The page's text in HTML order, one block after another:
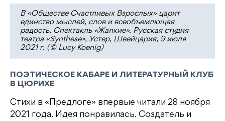
В «Обществе Счастливых Взрослых» царит
единство мыслей, слов и всеобъемлющая
радость. Спектакль «Жалкие». Русская студия
театра «Synthese», Устер, Швейцария, 9 июля
2021 г. (© Lucy Koenig)
ПОЭТИЧЕСКОЕ КАБАРЕ И ЛИТЕРАТУРНЫЙ КЛУБ
В ЦЮРИХЕ
Стихи в «Предлоге» впервые читали 28 ноября
2021 года. Идея понравилась. Создатель и